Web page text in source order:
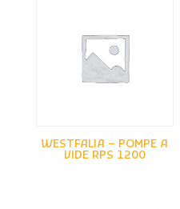
PONGE
POTTINGER
REDROCK
WESTFALIA – POMPE A
VIDE RPS 1200